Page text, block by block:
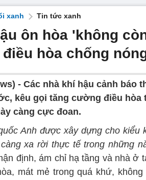
xanh Tin tức xanh
ôn hòa 'không
hòa chống
- Các nhà khí hậu cảnh báo
kêu gọi tăng cường điều hòa
càng cực đoan.
Anh được xây dựng cho
xa rời thực tế trong những
định, ám chỉ hạ tầng và nhà
mát mẻ trong quá khứ,